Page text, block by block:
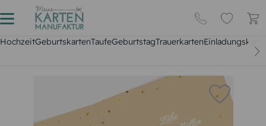
HochzeitGeburtskartenTaufeGeburtstagTrauerkarten